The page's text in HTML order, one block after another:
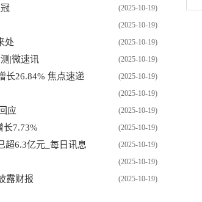
(2025-10-19)
(2025-10-19)
(2025-10-19)
处
(2025-10-19)
|微速讯
(2025-10-19)
长26.84% 焦点速递
(2025-10-19)
(2025-10-19)
应
(2025-10-19)
长7.73%
(2025-10-19)
超6.3亿元_每日讯息
(2025-10-19)
(2025-10-19)
露财报